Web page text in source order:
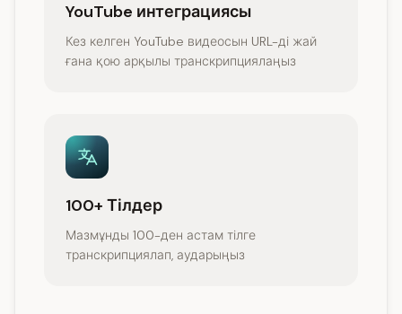
YouTube интеграциясы
Кез келген YouTube видеосын URL-ді жай
ғана қою арқылы транскрипциялаңыз
100+ Тілдер
Мазмұнды 100-ден астам тілге
транскрипциялап, аударыңыз